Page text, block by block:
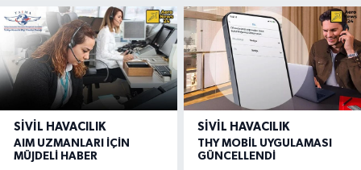
SIVIL HAVACILIK
AIM UZMANLARI İÇİN
MÜJDELİ HABER
SIVIL HAVACILIK
THY MOBİL UYGULAMASI
GÜNCELLENDİ